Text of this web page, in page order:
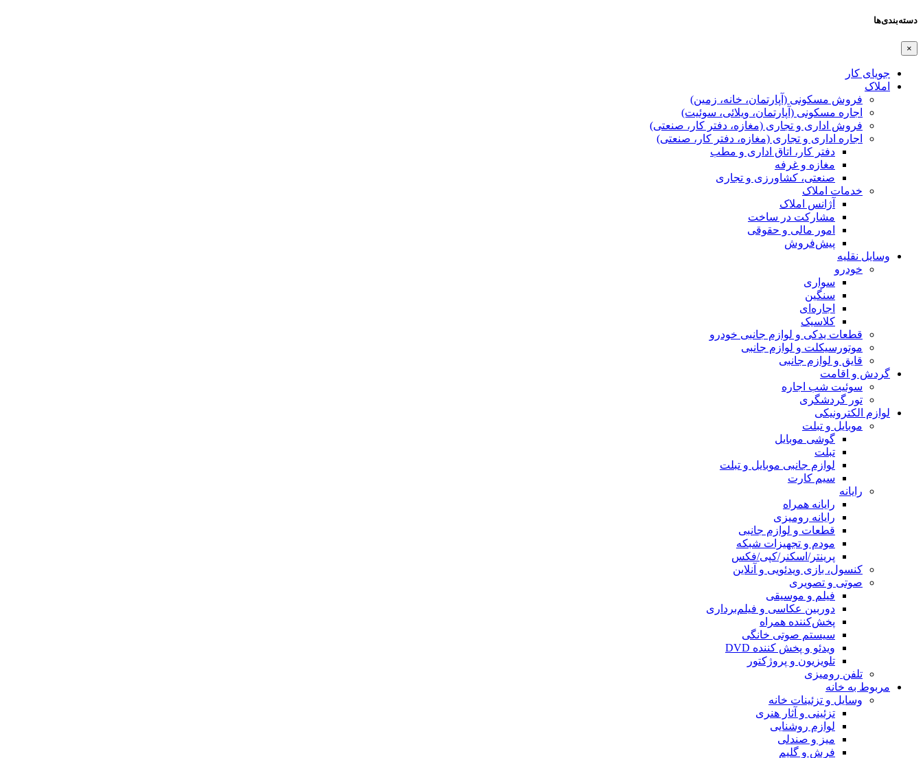
دسته‌بندی‌ها
×
جویای کار
املاک
فروش مسکونی (آپارتمان، خانه، زمین)
اجاره مسکونی (آپارتمان، ویلائی، سوئیت)
فروش اداری و تجاری (مغازه، دفتر کار، صنعتی)
اجاره اداری و تجاری (مغازه، دفتر کار، صنعتی)
دفتر کار، اتاق اداری و مطب
مغازه و غرفه
صنعتی،‌ کشاورزی و تجاری
خدمات املاک
آژانس املاک
مشارکت در ساخت
امور مالی و حقوقی
پیش‌فروش
وسایل نقلیه
خودرو
سواری
سنگین
اجاره‌ای
کلاسیک
قطعات یدکی و لوازم جانبی خودرو
موتورسیکلت و لوازم جانبی
قایق و لوازم جانبی
گردش و اقامت
سوئیت شب اجاره
تور گردشگری
لوازم الکترونیکی
موبایل و تبلت
گوشی موبایل
تبلت
لوازم جانبی موبایل و تبلت
سیم کارت
رایانه
رایانه همراه
رایانه رومیزی
قطعات و لوازم جانبی
مودم و تجهیزات شبکه
پرینتر/اسکنر/کپی/فکس
کنسول، بازی‌ ویدئویی و آنلاین
صوتی و تصویری
فیلم و موسیقی
دوربین عکاسی و فیلم‌برداری
پخش‌کننده همراه
سیستم صوتی خانگی
ویدئو و پخش کننده DVD
تلویزیون و پروژکتور
تلفن رومیزی
مربوط به خانه
وسایل و تزئینات خانه
تزئینی و آثار هنری
لوازم روشنایی
میز و صندلی
فرش و گلیم